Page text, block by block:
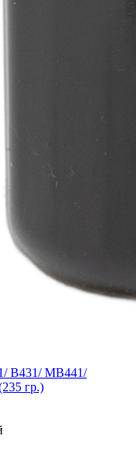
B431/ MB441/
гр.)